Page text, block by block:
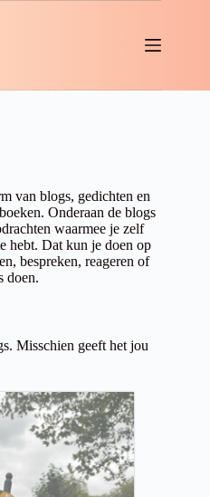
van blogs, gedichten en
Onderaan de blogs
waarmee je zelf
hebt. Dat kun je doen op
bespreken, reageren of
doen.
Misschien geeft het jou